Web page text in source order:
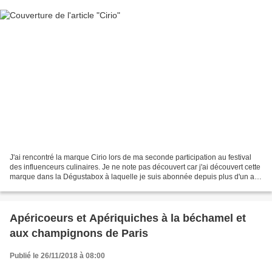
J'ai rencontré la marque Cirio lors de ma seconde participation au festival
des influenceurs culinaires. Je ne note pas découvert car j'ai découvert cette
marque dans la Dégustabox à laquelle je suis abonnée depuis plus d'un an.
Apéricoeurs et Apériquiches à la béchamel et
aux champignons de Paris
Publié le 26/11/2018 à 08:00